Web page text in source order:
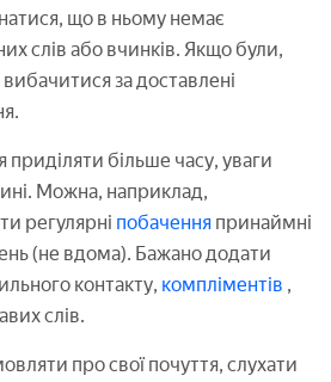
що в ньому немає
слів або вчинків. Якщо були,
вибачитися за доставлені
приділяти більше часу, уваги
Можна, наприклад,
регулярні побачення принаймні
(не вдома). Бажано додати
контакту, компліментів ,
слів.
про свої почуття, слухати